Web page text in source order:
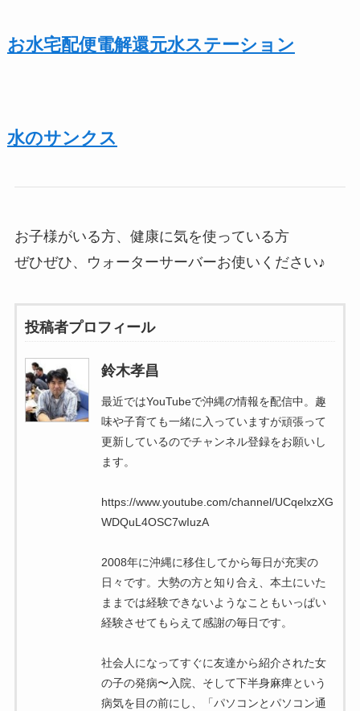
お水宅配便電解還元水ステーション
水のサンクス
お子様がいる方、健康に気を使っている方
ぜひぜひ、ウォーターサーバーお使いください♪
投稿者プロフィール
鈴木孝昌
最近ではYouTubeで沖縄の情報を配信中。趣
味や子育ても一緒に入っていますが頑張って
更新しているのでチャンネル登録をお願いし
ます。
https://www.youtube.com/channel/UCqelxzXG
WDQuL4OSC7wIuzA
2008年に沖縄に移住してから毎日が充実の
日々です。大勢の方と知り合え、本土にいた
ままでは経験できないようなこともいっぱい
経験させてもらえて感謝の毎日です。
社会人になってすぐに友達から紹介された女
の子の発病〜入院、そして下半身麻痺という
病気を目の前にし、「パソコンとパソコン通